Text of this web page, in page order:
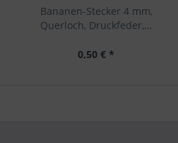
Bananen-Stecker 4 mm,
Querloch, Druckfeder,...
0,50 € *